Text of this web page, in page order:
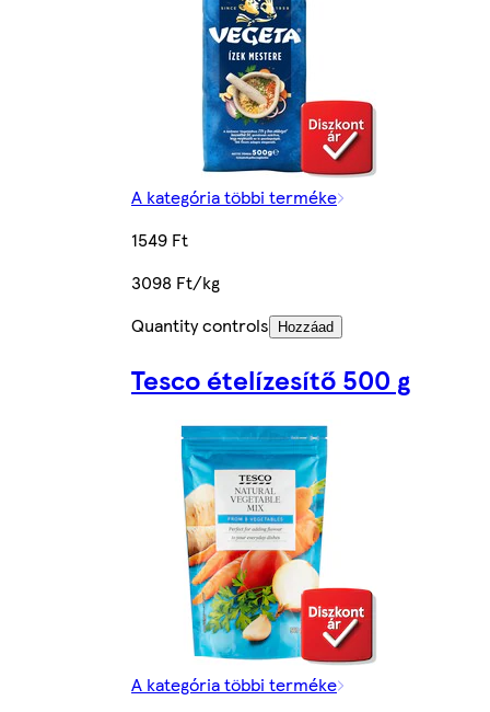
A kategória többi terméke
1549 Ft
3098 Ft/kg
Quantity controls
Hozzáad
Tesco ételízesítő 500 g
A kategória többi terméke